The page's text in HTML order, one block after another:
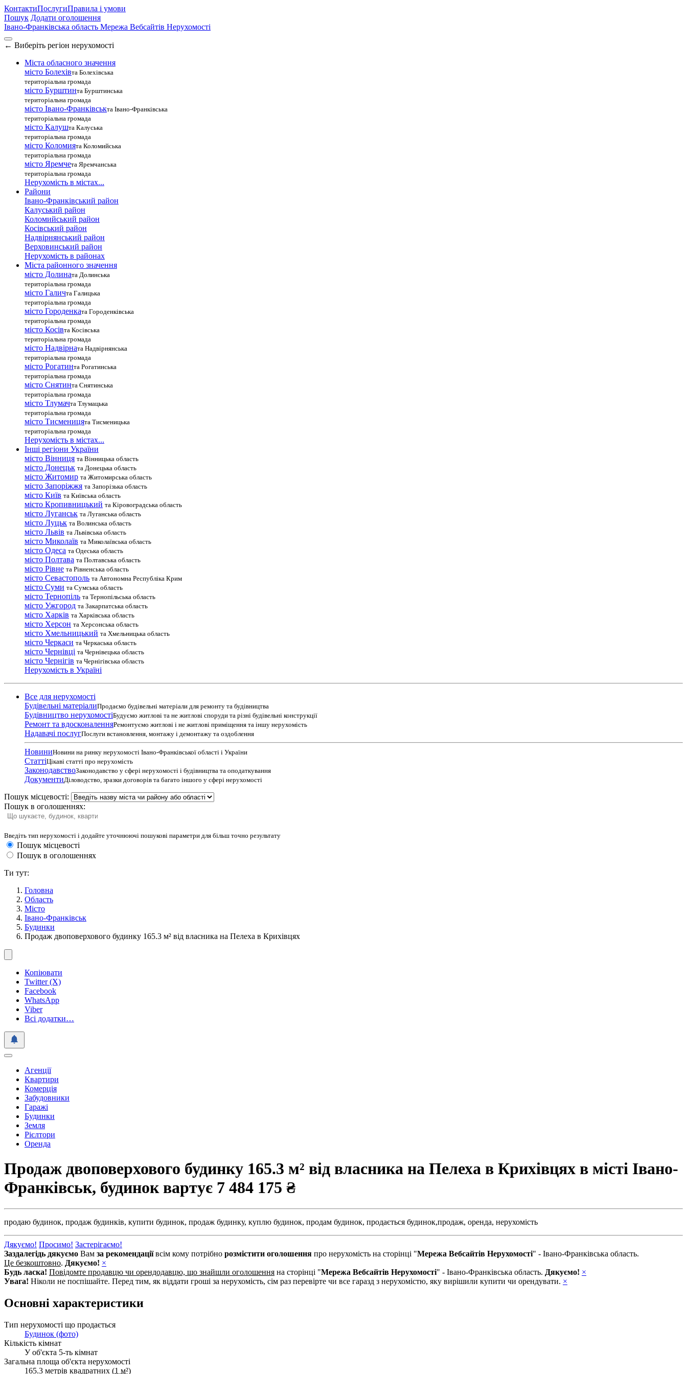
КонтактиПослугиПравила і умови
Пошук Додати оголошення
Івано-Франківська область Мережа Вебсайтів Нерухомості
← Виберіть регіон нерухомості
Міста обласного значення
місто Болехівта Болехівська
територіальна громада
місто Бурштинта Бурштинська
територіальна громада
місто Івано-Франківськта Івано-Франківська
територіальна громада
місто Калушта Калуська
територіальна громада
місто Коломията Коломийська
територіальна громада
місто Яремчета Яремчанська
територіальна громада
Нерухомість в містах...
Райони
Івано-Франківський район
Калуський район
Коломийський район
Косівський район
Надвірнянський район
Верховинський район
Нерухомість в районах
Міста районного значення
місто Долината Долинська
територіальна громада
місто Галичта Галицька
територіальна громада
місто Городенката Городенківська
територіальна громада
місто Косівта Косівська
територіальна громада
місто Надвірната Надвірнянська
територіальна громада
місто Рогатинта Рогатинська
територіальна громада
місто Снятинта Снятинська
територіальна громада
місто Тлумачта Тлумацька
територіальна громада
місто Тисменицята Тисменицька
територіальна громада
Нерухомість в містах...
Інші регіони України
місто Вінниця та Вінницька область
місто Донецьк та Донецька область
місто Житомир та Житомирська область
місто Запоріжжя та Запорізька область
місто Київ та Київська область
місто Кропивницький та Кіровоградська область
місто Луганськ та Луганська область
місто Луцьк та Волинська область
місто Львів та Львівська область
місто Миколаїв та Миколаївська область
місто Одеса та Одеська область
місто Полтава та Полтавська область
місто Рівне та Рівненська область
місто Севастополь та Автономна Республіка Крим
місто Суми та Сумська область
місто Тернопіль та Тернопільська область
місто Ужгород та Закарпатська область
місто Харків та Харківська область
місто Херсон та Херсонська область
місто Хмельницький та Хмельницька область
місто Черкаси та Черкаська область
місто Чернівці та Чернівецька область
місто Чернігів та Чернігівська область
Нерухомість в Україні
Все для нерухомості
Будівельні матеріалиПродаємо будівельні матеріали для ремонту та будівництва
Будівництво нерухомостіБудуємо житлові та не житлові споруди та різні будівельні конструкції
Ремонт та вдосконаленняРемонтуємо житлові і не житлові приміщення та іншу нерухомість
Надавачі послугПослуги встановлення, монтажу і демонтажу та оздоблення
НовиниНовини на ринку нерухомості Івано-Франківської області і України
СтаттіЦікаві статті про нерухомість
ЗаконодавствоЗаконодавство у сфері нерухомості і будівництва та оподаткування
ДокументиДіловодство, зразки договорів та багато іншого у сфері нерухомості
Пошук місцевості:
Пошук в оголошеннях:
Введіть тип нерухомості і додайте уточнюючі пошукові параметри для більш точно результату
Пошук місцевості
Пошук в оголошеннях
Ти тут:
Головна
Область
Місто
Івано-Франківськ
Будинки
Продаж двоповерхового будинку 165.3 м² від власника на Пелеха в Крихівцях
Копіювати
Twitter (X)
Facebook
WhatsApp
Viber
Всі додатки…
Агенції
Квартири
Комерція
Забудовники
Гаражі
Будинки
Земля
Рієлтори
Оренда
Продаж двоповерхового будинку 165.3 м² від власника на Пелеха в Крихівцях в місті Івано-
Франківськ, будинок вартує 7 484 175 ₴
продаю будинок, продаж будинків, купити будинок, продаж будинку, куплю будинок, продам будинок, продається будинок,продаж, оренда, нерухомість
Дякуємо! Просимо! Застерігаємо!
Заздалегідь дякуємо Вам за рекомендаціївсім кому потрібно розмістити оголошення про нерухомість на сторінці "Мережа Вебсайтів Нерухомості" - Івано-Франківська область.
Це безкоштовно. Дякуємо! ×
Будь ласка! Повідомте продавцю чи орендодавцю, що знайшли оголошення на сторінці "Мережа Вебсайтів Нерухомості" - Івано-Франківська область. Дякуємо! ×
Увага! Ніколи не поспішайте. Перед тим, як віддати гроші за нерухомість, сім раз перевірте чи все гаразд з нерухомістю, яку вирішили купити чи орендувати. ×
Основні характеристики
Тип нерухомості що продається
Будинок (фото)
Кількість кімнат
У об'єкта 5-ть кімнат
Загальна площа об'єкта нерухомості
165.3 метрів квадратних (1 м²)